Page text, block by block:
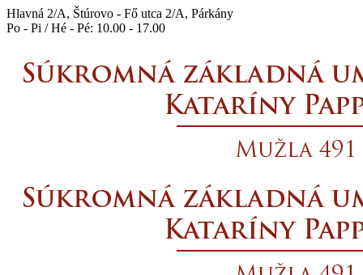
Hlavná 2/A, Štúrovo - Fő utca 2/A, Párkány
Po - Pi / Hé - Pé: 10.00 - 17.00